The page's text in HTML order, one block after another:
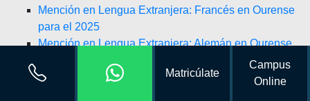
Mención en Lengua Extranjera: Francés en Ourense
para el 2025
Mención en Lengua Extranjera: Alemán en Ourense
Mención en Lengua Extranjera: Inglés en Ourense
Matricúlate
Campus
Online